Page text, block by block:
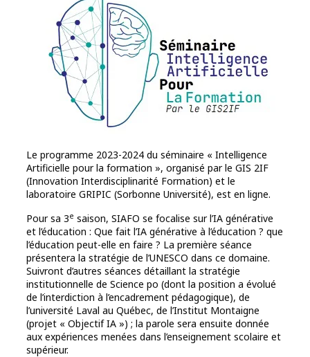
Le programme 2023-2024 du séminaire « Intelligence
Artificielle pour la formation », organisé par le GIS 2IF
(Innovation Interdisciplinarité Formation) et le
laboratoire GRIPIC (Sorbonne Université), est en ligne.
Pour sa 3e saison, SIAFO se focalise sur l’IA générative
et l’éducation : Que fait l’IA générative à l’éducation ? que
l’éducation peut-elle en faire ? La première séance
présentera la stratégie de l’UNESCO dans ce domaine.
Suivront d’autres séances détaillant la stratégie
institutionnelle de Science po (dont la position a évolué
de l’interdiction à l’encadrement pédagogique), de
l’université Laval au Québec, de l’Institut Montaigne
(projet « Objectif IA ») ; la parole sera ensuite donnée
aux expériences menées dans l’enseignement scolaire et
supérieur.